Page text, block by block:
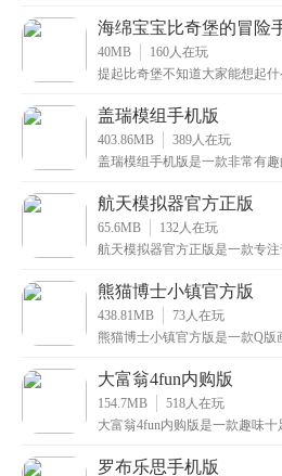
类的
海绵宝宝比奇堡的冒险
40MB 160 人在玩
提起比奇堡不知道大家能想起
奇堡
盖瑞模组手机版
403.86MB 389 人在玩
盖瑞模组手机版是一款非常有
航天模拟器官方正版
65.6MB 132 人在玩
航天模拟器官方正版是一款专
装火
熊猫博士小镇官方版
438.81MB 73 人在玩
熊猫博士小镇官方版是一款Q
大富翁4fun内购版
154.7MB 518 人在玩
大富翁4fun内购版是一款趣味
罗布乐思手机版